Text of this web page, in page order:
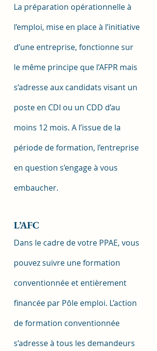
La préparation opérationnelle à
l’emploi, mise en place à l’initiative
d’une entreprise, fonctionne sur
le même principe que l’AFPR mais
s’adresse aux candidats visant un
poste en CDI ou un CDD d’au
moins 12 mois. A l’issue de la
période de formation, l’entreprise
en question s’engage à vous
embaucher.
L’AFC
Dans le cadre de votre PPAE, vous
pouvez suivre une formation
conventionnée et entièrement
financée par Pôle emploi. L’action
de formation conventionnée
s’adresse à tous les demandeurs